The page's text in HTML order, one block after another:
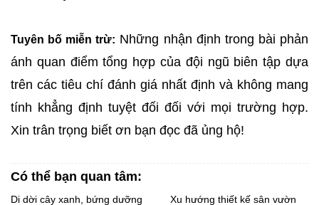
Tuyên bố miễn trừ: Những nhận định trong bài phản
ánh quan điểm tổng hợp của đội ngũ biên tập dựa
trên các tiêu chí đánh giá nhất định và không mang
tính khẳng định tuyệt đối đối với mọi trường hợp.
Xin trân trọng biết ơn bạn đọc đã ủng hộ!
Có thể bạn quan tâm:
Di dời cây xanh, bứng dưỡng Xu hướng thiết kế sân vườn